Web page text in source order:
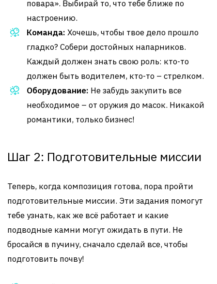
повара». Выбирай то, что тебе ближе по
настроению.
Команда: Хочешь, чтобы твое дело прошло
гладко? Собери достойных напарников.
Каждый должен знать свою роль: кто-то
должен быть водителем, кто-то – стрелком.
Оборудование: Не забудь закупить все
необходимое – от оружия до масок. Никакой
романтики, только бизнес!
Шаг 2: Подготовительные миссии
Теперь, когда композиция готова, пора пройти
подготовительные миссии. Эти задания помогут
тебе узнать, как же всё работает и какие
подводные камни могут ожидать в пути. Не
бросайся в пучину, сначало сделай все, чтобы
подготовить почву!